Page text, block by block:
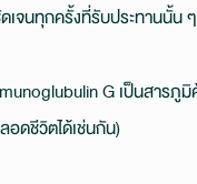
จนทุกครั้งที่รับประทานนั้น
G เป็นสารภูมิ
อดชีวิตได้เช่นกัน)